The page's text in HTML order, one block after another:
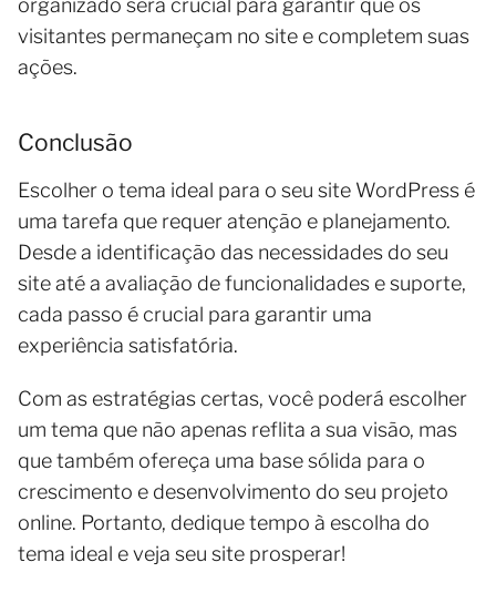
organizado será crucial para garantir que os
visitantes permaneçam no site e completem suas
ações.
Conclusão
Escolher o tema ideal para o seu site WordPress é
uma tarefa que requer atenção e planejamento.
Desde a identificação das necessidades do seu
site até a avaliação de funcionalidades e suporte,
cada passo é crucial para garantir uma
experiência satisfatória.
Com as estratégias certas, você poderá escolher
um tema que não apenas reflita a sua visão, mas
que também ofereça uma base sólida para o
crescimento e desenvolvimento do seu projeto
online. Portanto, dedique tempo à escolha do
tema ideal e veja seu site prosperar!